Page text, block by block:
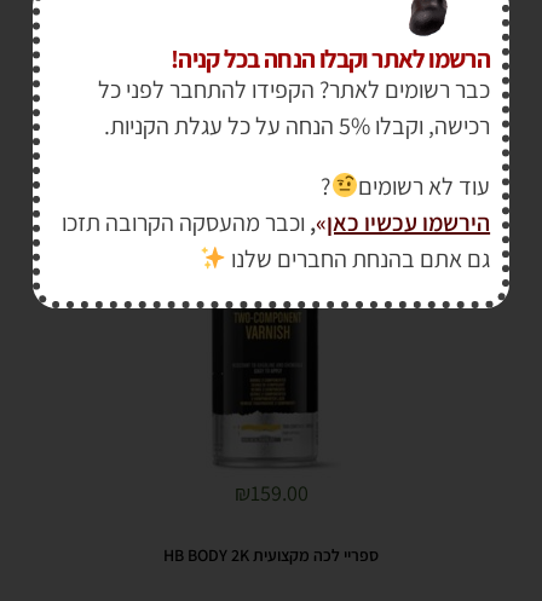
ספריי לכה 2K דו רכיבית מקצועית MTN PRO
₪159.00
ספריי לכה מקצועית HB BODY 2K
הרשמו לאתר וקבלו הנחה בכל קניה!
כבר רשומים לאתר? הקפידו להתחבר לפני כל
רכישה, וקבלו 5% הנחה על כל עגלת הקניות.
עוד לא רשומים
?
הירשמו עכשיו כאן»
, וכבר מהעסקה הקרובה תזכו
גם אתם בהנחת החברים שלנו